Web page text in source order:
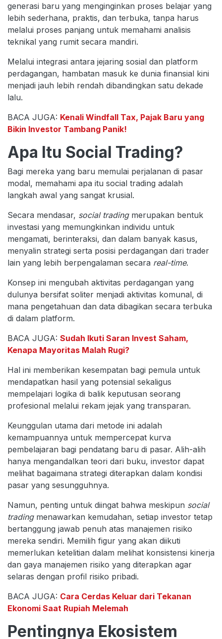
generasi baru yang menginginkan proses belajar yang
lebih sederhana, praktis, dan terbuka, tanpa harus
melalui proses panjang untuk memahami analisis
teknikal yang rumit secara mandiri.
Melalui integrasi antara jejaring sosial dan platform
perdagangan, hambatan masuk ke dunia finansial kini
menjadi jauh lebih rendah dibandingkan satu dekade
lalu.
BACA JUGA: Kenali Windfall Tax, Pajak Baru yang
Bikin Investor Tambang Panik!
Apa Itu Social Trading?
Bagi mereka yang baru memulai perjalanan di pasar
modal, memahami apa itu social trading adalah
langkah awal yang sangat krusial.
Secara mendasar, social tradingmerupakan bentuk
investasi yang memungkinkan individu untuk
mengamati, berinteraksi, dan dalam banyak kasus,
menyalin strategi serta posisi perdagangan dari trader
lain yang lebih berpengalaman secara real-time.
Konsep ini mengubah aktivitas perdagangan yang
dulunya bersifat soliter menjadi aktivitas komunal, di
mana pengetahuan dan data dibagikan secara terbuka
di dalam platform.
BACA JUGA: Sudah Ikuti Saran Invest Saham,
Kenapa Mayoritas Malah Rugi?
Hal ini memberikan kesempatan bagi pemula untuk
mendapatkan hasil yang potensial sekaligus
mempelajari logika di balik keputusan seorang
profesional melalui rekam jejak yang transparan.
Keunggulan utama dari metode ini adalah
kemampuannya untuk mempercepat kurva
pembelajaran bagi pendatang baru di pasar. Alih-alih
hanya mengandalkan teori dari buku, investor dapat
melihat bagaimana strategi diterapkan dalam kondisi
pasar yang sesungguhnya.
Namun, penting untuk diingat bahwa meskipun social
tradingmenawarkan kemudahan, setiap investor tetap
bertanggung jawab penuh atas manajemen risiko
mereka sendiri. Memilih figur yang akan diikuti
memerlukan ketelitian dalam melihat konsistensi kinerja
dan gaya manajemen risiko yang diterapkan agar
selaras dengan profil risiko pribadi.
BACA JUGA: Cara Cerdas Keluar dari Tekanan
Ekonomi Saat Rupiah Melemah
Pentingnya Ekosistem